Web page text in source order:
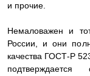
и прочие.
Немаловажен и
России, и они
качества ГОСТ-Р
подтверждается